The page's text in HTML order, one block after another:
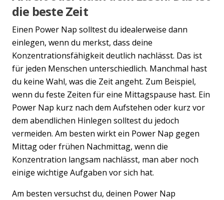
die beste Zeit
Einen Power Nap solltest du idealerweise dann
einlegen, wenn du merkst, dass deine
Konzentrationsfähigkeit deutlich nachlässt. Das ist
für jeden Menschen unterschiedlich. Manchmal hast
du keine Wahl, was die Zeit angeht. Zum Beispiel,
wenn du feste Zeiten für eine Mittagspause hast. Ein
Power Nap kurz nach dem Aufstehen oder kurz vor
dem abendlichen Hinlegen solltest du jedoch
vermeiden. Am besten wirkt ein Power Nap gegen
Mittag oder frühen Nachmittag, wenn die
Konzentration langsam nachlässt, man aber noch
einige wichtige Aufgaben vor sich hat.
Am besten versuchst du, deinen Power Nap